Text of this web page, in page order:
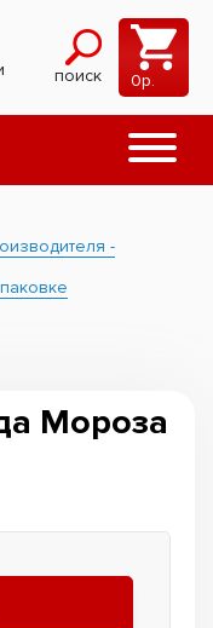
поиск 0р.
-
Мороза